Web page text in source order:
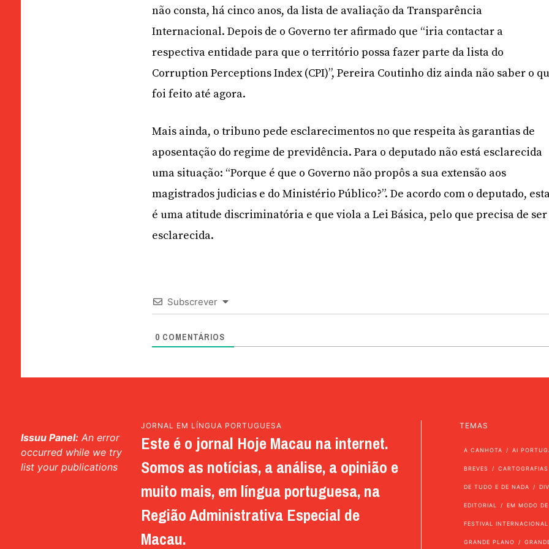
não consta, há cinco anos, da lista de avaliação da Transparência
Internacional. Depois de o Governo ter afirmado que “iria contactar a
respectiva entidade para que o território possa fazer parte da lista do
Corruption Perceptions Index (CPI)”, Pereira Coutinho diz ainda não saber o
foi feito até agora.
Mais ainda, o tribuno pede esclarecimentos no que respeita às garantias de
aposentação do regime de previdência. Para o deputado não está esclarecida
uma situação: “Porque é que o Governo não propôs a sua extensão aos
magistrados judicias e do Ministério Público?”. De acordo com o deputado,
é uma atitude discriminatória e que viola a Lei Básica, pelo que precisa de ser
esclarecida.
Subscrever
0 COMENTÁRIOS
Issuu Panel: An error
occurred while we try
list your publications
JORNAL EM LÍNGUA PORTUGUESA
Este é o jornal Hoje Macau na internet.
Somos as notícias, a análise, a opinião e
muito mais, em língua portuguesa, na
Região Administrativa Especial de
Macau.
TEMAS
A CANHOTA AI
BREVES CARTOGRAFIAS
DE TUDO E DE NADA
EDITORIAL EM MODO
FESTIVAL
GRANDE PLANO